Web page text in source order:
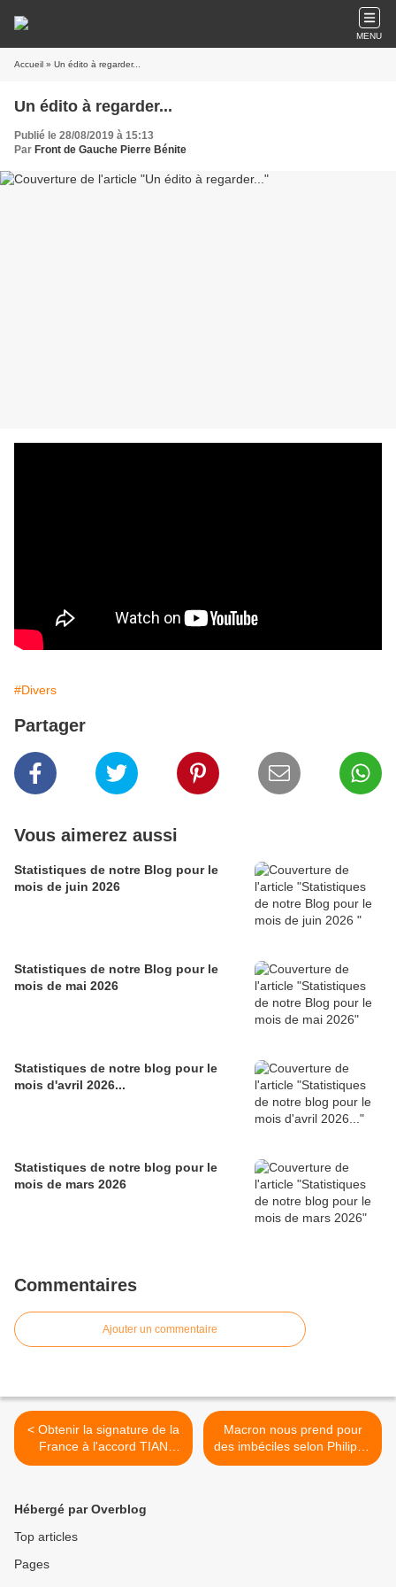
MENU
Accueil » Un édito à regarder...
Un édito à regarder...
Publié le 28/08/2019 à 15:13
Par Front de Gauche Pierre Bénite
#Divers
Partager
Vous aimerez aussi
Statistiques de notre Blog pour le
mois de juin 2026
Statistiques de notre Blog pour le
mois de mai 2026
Statistiques de notre blog pour le
mois d'avril 2026...
Statistiques de notre blog pour le
mois de mars 2026
Commentaires
Ajouter un commentaire
< Obtenir la signature de la
France à l'accord TIAN
adopté à l'ONU en juillet
Macron nous prend pour
des imbéciles selon Philippe
Martinez interrogé par RTL
Hébergé par Overblog
Top articles
Pages